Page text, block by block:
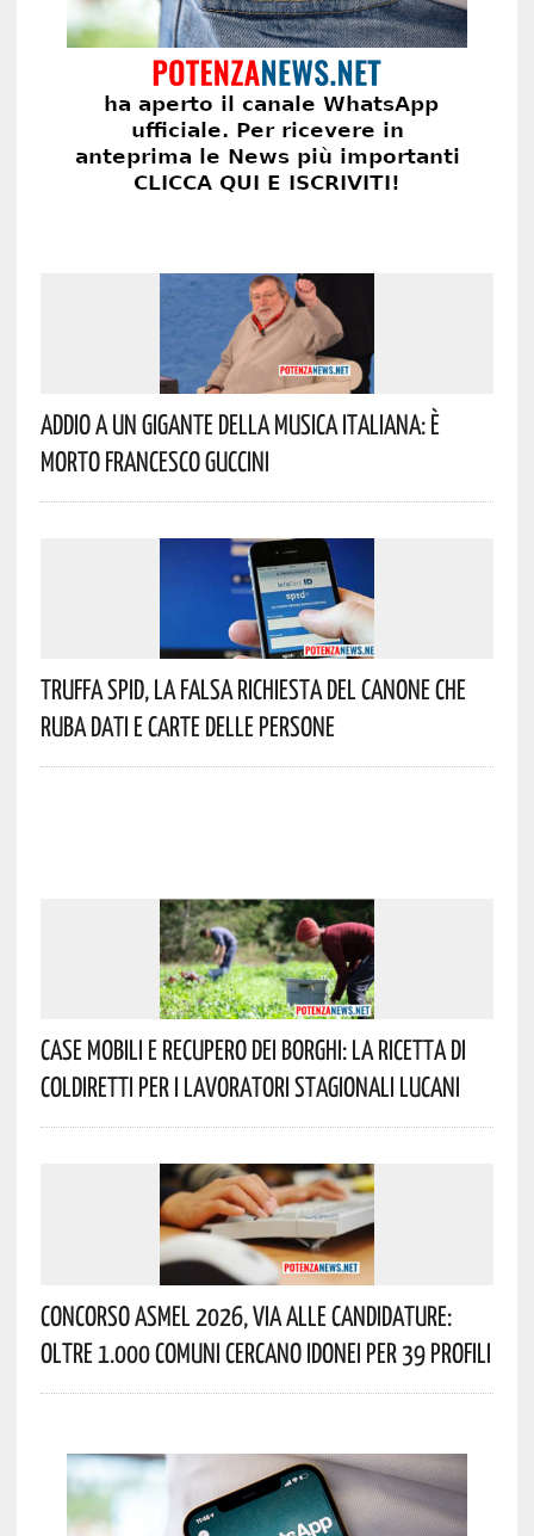
Addio A Un Gigante Della Musica Italiana: È
Morto Francesco Guccini
Truffa Spid, La Falsa Richiesta Del Canone Che
Ruba Dati E Carte Delle Persone
Case Mobili E Recupero Dei Borghi: La Ricetta Di
Coldiretti Per I Lavoratori Stagionali Lucani
Concorso Asmel 2026, Via Alle Candidature:
Oltre 1.000 Comuni Cercano Idonei Per 39 Profili